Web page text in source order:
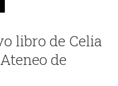
libro de Celia
de